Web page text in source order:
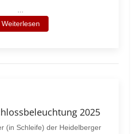
Weiterlesen
2025
(in Schleife) der Heidelberger